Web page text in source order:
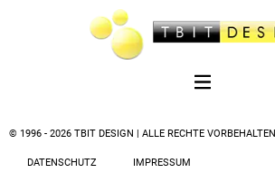
© 1996 - 2026 TBIT DESIGN | ALLE RECHTE VORBEHALTEN
DATENSCHUTZ IMPRESSUM